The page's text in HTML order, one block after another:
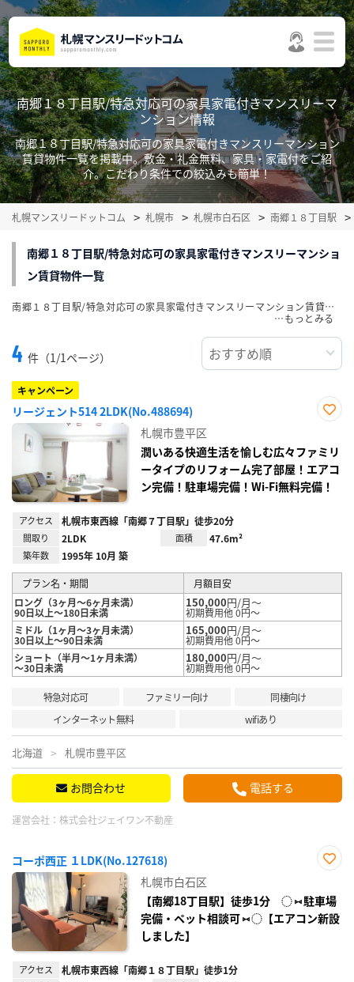
南郷１８丁目駅/特急対応可の家具家電付きマンスリーマ
ンション情報
南郷１８丁目駅/特急対応可の家具家電付きマンスリーマンション
賃貸物件一覧を掲載中。敷金・礼金無料、家具・家電付をご紹
介。こだわり条件での絞込みも簡単！
札幌マンスリードットコム 札幌市 札幌市白石区 南郷１８丁目駅
南郷１８丁目駅/特急対応可の家具家電付きマンスリーマンショ
ン賃貸物件一覧
4 件（1/1ページ）
キャンペーン
リージェント514 2LDK(No.488694)
り登
録
札幌市豊平区
潤いある快適生活を愉しむ広々ファミリ
ータイプのリフォーム完了部屋！エアコ
ン完備！駐車場完備！Wi-Fi無料完備！
アクセス 札幌市東西線「南郷７丁目駅」徒歩20分
間取り 2LDK 面積 47.6m²
築年数 1995年 10月 築
プラン名・期間
月額目安
ロング（3ヶ月～6ヶ月未満）
90日以上～180日未満
150,000円/月～
初期費用他 0円～
ミドル（1ヶ月～3ヶ月未満）
30日以上～90日未満
165,000円/月～
初期費用他 0円～
ショート（半月～1ヶ月未満）
～30日未満
180,000円/月～
初期費用他 0円～
特急対応可 ファミリー向け
同棲向け
インターネット無料
wifiあり
北海道 札幌市豊平区
お問合わせ 電話する
運営会社： 株式会社ジェイワン不動産
コーポ西正 １LDK(No.127618)
り登
録
札幌市白石区
【南郷18丁目駅】徒歩1分 ◌ ⑅ 駐車場
完備・ペット相談可 ⑅ ◌【エアコン新設
しました】
アクセス 札幌市東西線「南郷１８丁目駅」徒歩1分
南郷１８丁目駅/特急対応可の家具家電付きマンスリーマンション賃貸物件一覧を掲載中。敷金・礼金無料、家具・家電付をご紹介。こだわり条件での絞込みも簡単！
…